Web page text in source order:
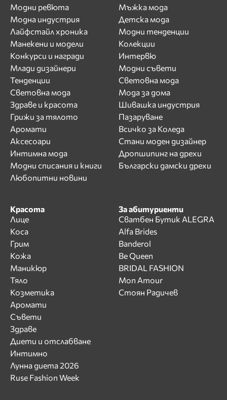
Модни ревюта
Модна индустрия
Лайфстайл хроника
Манекени и модели
Конкурси и награди
Млади дизайнери
Тенденции
Световна мода
Здраве и красота
Грижи за тялото
Аромати
Аксесоари
Интимна мода
Модни списания и книги
Любопитни новини
Мъжка мода
Детска мода
Модни тенденции
Колекции
Интервю
Модни съвети
Световна мода
Мода за дома
Шивашка индустрия
Пазаруване
Всичко за Коледа
Стани моден дизайнер
Дропшипинг на дрехи
Български дамски дрехи
Красота
Лице
Коса
Грим
Кожа
Маникюр
Тяло
Козметика
Аромати
Съвети
Здраве
Диети и отслабване
Интимно
Лунна диета 2026
Ruse Fashion Week
За абитуриенти
Сватбен Бутик ALEGRA
Alfa Brides
Banderol
Be Queen
BRIDAL FASHION
Mon Amour
Стоян Радичев